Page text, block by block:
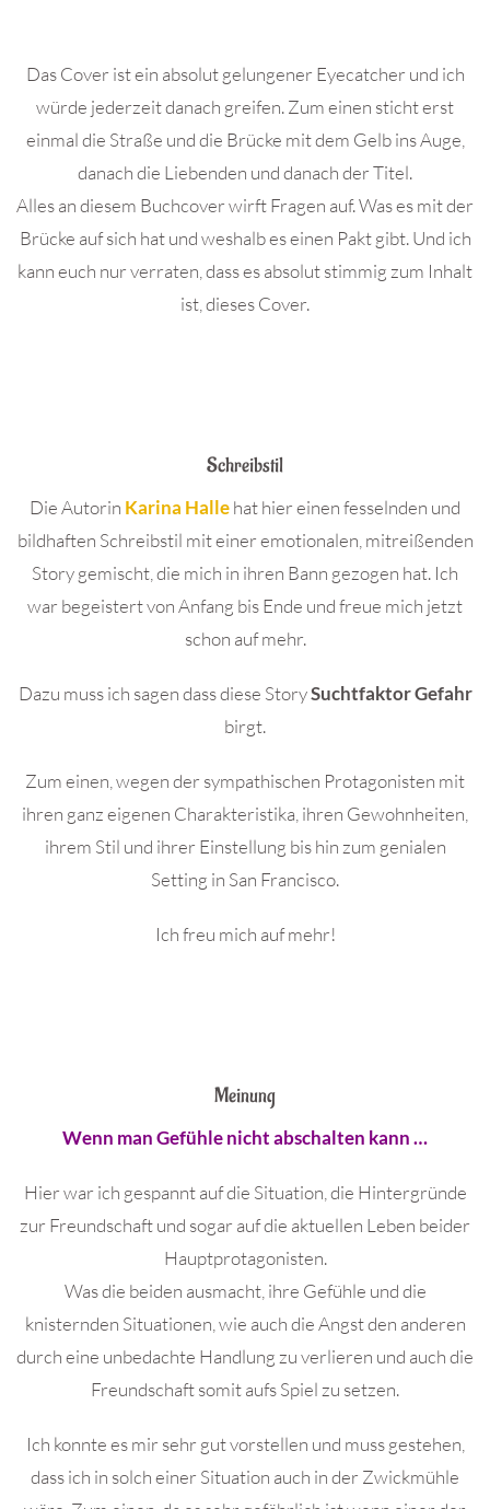
Das Cover ist ein absolut gelungener Eyecatcher und ich
würde jederzeit danach greifen. Zum einen sticht erst
einmal die Straße und die Brücke mit dem Gelb ins Auge,
danach die Liebenden und danach der Titel.
Alles an diesem Buchcover wirft Fragen auf. Was es mit der
Brücke auf sich hat und weshalb es einen Pakt gibt. Und ich
kann euch nur verraten, dass es absolut stimmig zum Inhalt
ist, dieses Cover.
Schreibstil
Die Autorin Karina Hallehat hier einen fesselnden und
bildhaften Schreibstil mit einer emotionalen, mitreißenden
Story gemischt, die mich in ihren Bann gezogen hat. Ich
war begeistert von Anfang bis Ende und freue mich jetzt
schon auf mehr.
Dazu muss ich sagen dass diese StorySuchtfaktor Gefahr
birgt.
Zum einen, wegen der sympathischen Protagonisten mit
ihren ganz eigenen Charakteristika, ihren Gewohnheiten,
ihrem Stil und ihrer Einstellung bis hin zum genialen
Setting in San Francisco.
Ich freu mich auf mehr!
Meinung
Wenn man Gefühle nicht abschalten kann …
Hier war ich gespannt auf die Situation, die Hintergründe
zur Freundschaft und sogar auf die aktuellen Leben beider
Hauptprotagonisten.
Was die beiden ausmacht, ihre Gefühle und die
knisternden Situationen, wie auch die Angst den anderen
durch eine unbedachte Handlung zu verlieren und auch die
Freundschaft somit aufs Spiel zu setzen.
Ich konnte es mir sehr gut vorstellen und muss gestehen,
dass ich in solch einer Situation auch in der Zwickmühle